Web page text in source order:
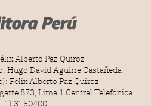
Alberto Paz Quiroz
Hugo David Aguirre Castañeda
Félix Alberto Paz Quiroz
873, Lima 1 Central Telefónica